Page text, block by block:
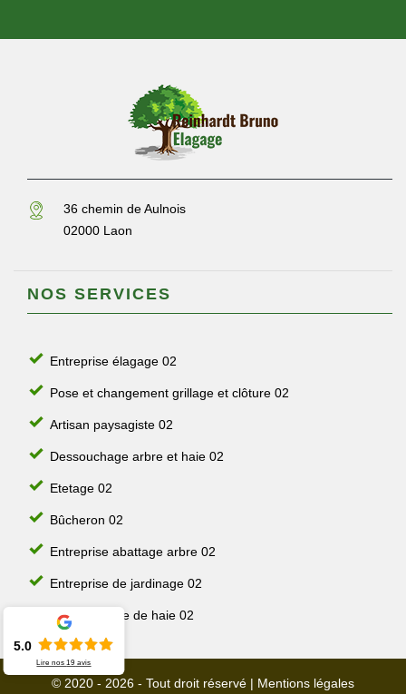
36 chemin de Aulnois
02000 Laon
NOS SERVICES
Entreprise élagage 02
Pose et changement grillage et clôture 02
Artisan paysagiste 02
Dessouchage arbre et haie 02
Etetage 02
Bûcheron 02
Entreprise abattage arbre 02
Entreprise de jardinage 02
Jardinier taille de haie 02
© 2020 - 2026 - Tout droit réservé | Mentions légales
5.0
Lire nos19 avis